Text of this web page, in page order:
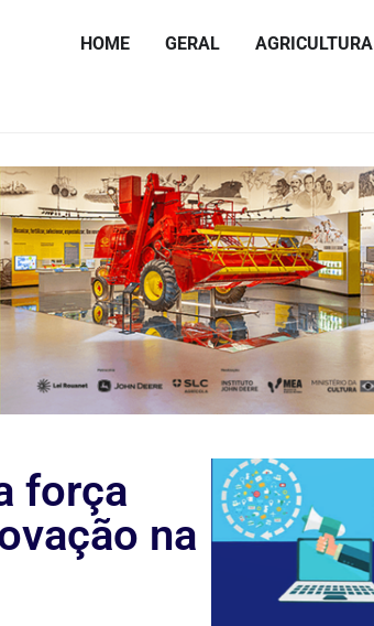
HOME GERAL AGRICULTURA
força
na